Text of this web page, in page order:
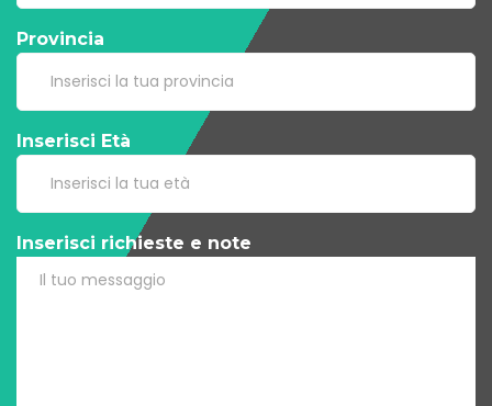
Provincia
Inserisci Età
Inserisci richieste e note